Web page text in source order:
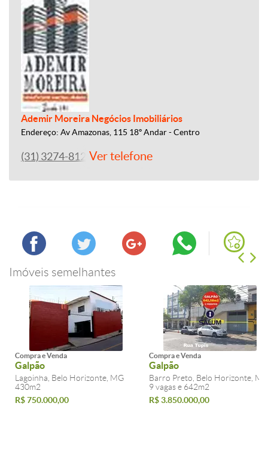
Ademir Moreira Negócios Imobiliários
Endereço: Av Amazonas, 115 18º Andar - Centro
(31) 3274-8122Ver telefone
Imóveis semelhantes
Compra e Venda
Galpão
Lagoinha, Belo Horizonte, MG
430m2
R$ 750.000,00
Compra e Venda
Galpão
Barro Preto, Belo Horizonte, MG
9 vagas e 642m2
R$ 3.850.000,00